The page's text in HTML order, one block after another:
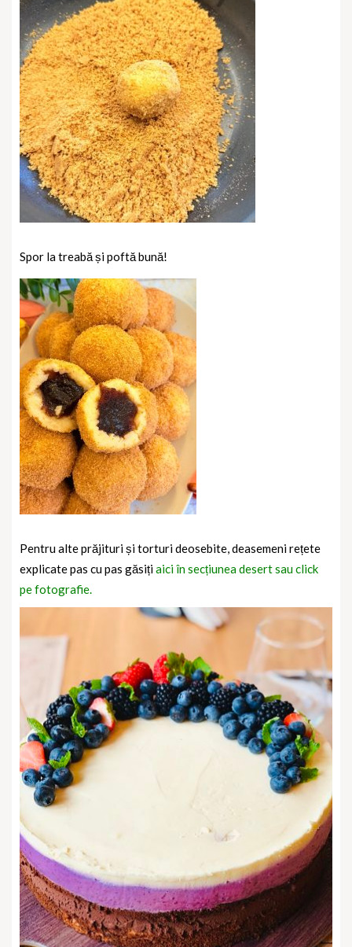
Spor la treabă și poftă bună!
Pentru alte prăjituri și torturi deosebite, deasemeni rețete
explicate pas cu pas găsițiaici în secțiunea desert sau click
pe fotografie.